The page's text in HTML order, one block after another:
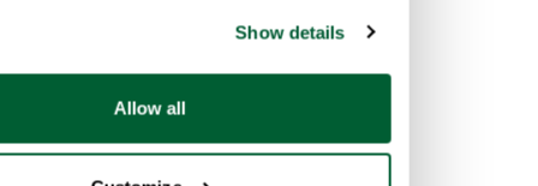
Show details
Allow all
Plexiglás Aparadores